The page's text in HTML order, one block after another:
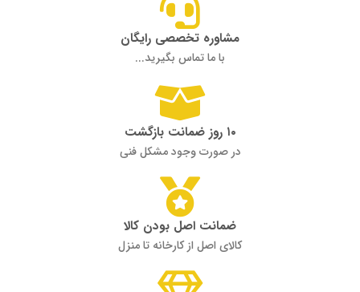
مشاوره تخصصی رایگان
با ما تماس بگیرید...
۱۰ روز ضمانت بازگشت
در صورت وجود مشکل فنی
ضمانت اصل بودن کالا
کالای اصل از کارخانه تا منزل